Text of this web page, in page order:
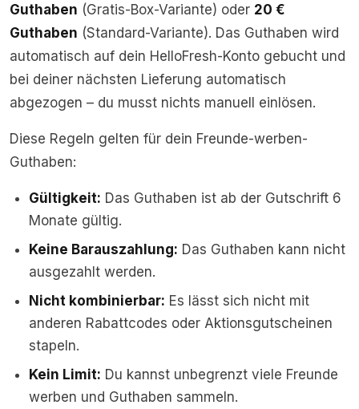
Guthaben (Gratis-Box-Variante) oder 20 €
Guthaben (Standard-Variante). Das Guthaben wird
automatisch auf dein HelloFresh-Konto gebucht und
bei deiner nächsten Lieferung automatisch
abgezogen – du musst nichts manuell einlösen.
Diese Regeln gelten für dein Freunde-werben-
Guthaben:
Gültigkeit: Das Guthaben ist ab der Gutschrift 6
Monate gültig.
Keine Barauszahlung: Das Guthaben kann nicht
ausgezahlt werden.
Nicht kombinierbar: Es lässt sich nicht mit
anderen Rabattcodes oder Aktionsgutscheinen
stapeln.
Kein Limit: Du kannst unbegrenzt viele Freunde
werben und Guthaben sammeln.